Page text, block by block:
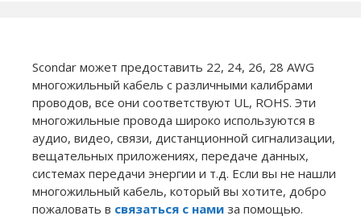
Scondar может предоставить 22, 24, 26, 28 AWG
многожильный кабель с различными калибрами
проводов, все они соответствуют UL, ROHS. Эти
многожильные провода широко используются в
аудио, видео, связи, дистанционной сигнализации,
вещательных приложениях, передаче данных,
системах передачи энергии и т.д. Если вы не нашли
многожильный кабель, который вы хотите, добро
пожаловать в связаться с нами за помощью.